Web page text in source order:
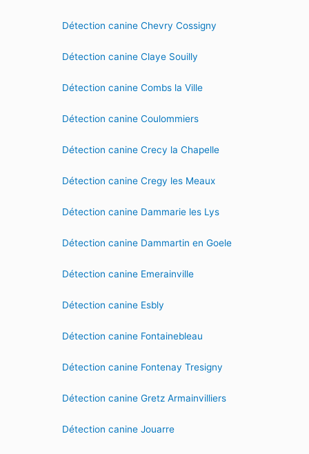
Détection canine Chevry Cossigny
Détection canine Claye Souilly
Détection canine Combs la Ville
Détection canine Coulommiers
Détection canine Crecy la Chapelle
Détection canine Cregy les Meaux
Détection canine Dammarie les Lys
Détection canine Dammartin en Goele
Détection canine Emerainville
Détection canine Esbly
Détection canine Fontainebleau
Détection canine Fontenay Tresigny
Détection canine Gretz Armainvilliers
Détection canine Jouarre